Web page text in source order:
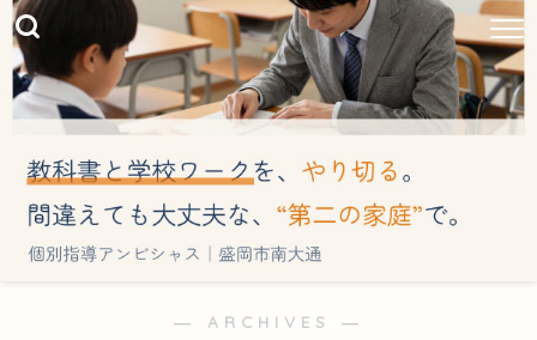
― ARCHIVES ―